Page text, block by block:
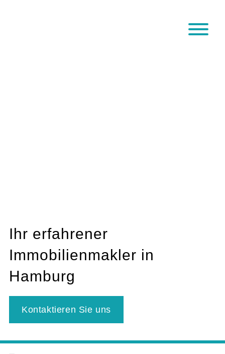
Ihr erfahrener
Immobilienmakler in
Hamburg
Kontaktieren Sie uns